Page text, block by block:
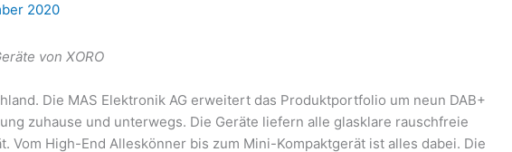
2020
von XORO
Die MAS Elektronik AG erweitert das Produktportfolio um neun DAB+
zuhause und unterwegs. Die Geräte liefern alle glasklare rauschfreie
Vom High-End Alleskönner bis zum Mini-Kompaktgerät ist alles dabei. Die